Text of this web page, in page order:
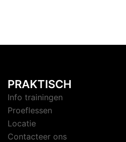
PRAKTISCH
Info trainingen
Proeflessen
Locatie
Contacteer ons